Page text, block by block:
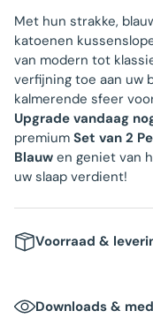
Met hun strakke,
katoenen
van modern tot
verfijning toe aan uw
kalmerende sfeer
Upgrade vandaag
premium Set van 2
Blauw en geniet van
uw slaap verdient!
Voorraad &
Downloads &